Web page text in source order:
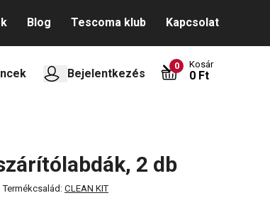
Blog Tescoma klub Kapcsolat
Bejelentkezés
0 Kosár
0 Ft
2 db
Termékcsalád: CLEAN KIT